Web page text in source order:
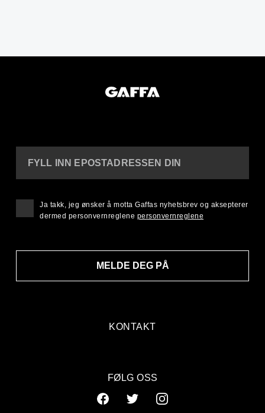
KONTAKT
FYLL INN EPOSTADRESSEN DIN
MELDE DEG PÅ
Ja takk, jeg ønsker å motta Gaffas nyhetsbrev og aksepterer
dermed personvernreglene personvernreglene
FØLG OSS